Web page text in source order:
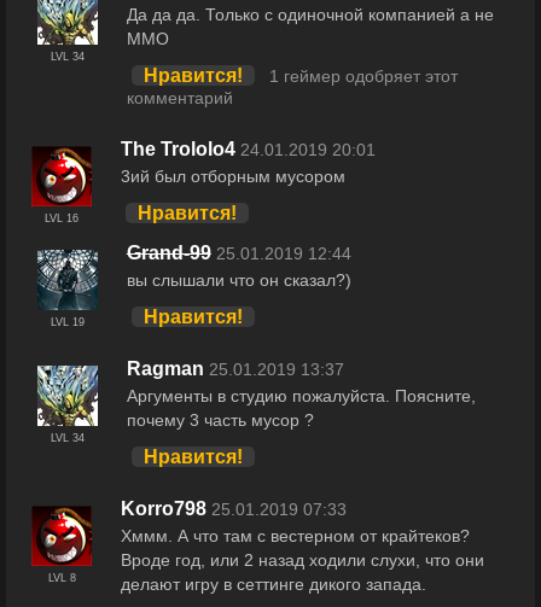
LVL 34
Да да да. Только с одиночной компанией а не
ММО
Нравится!
1 геймер одобряет этот
комментарий
LVL 16
The Trololo4 24.01.2019 20:01
3ий был отборным мусором
Нравится!
LVL 19
Grand-99 25.01.2019 12:44
вы слышали что он сказал?)
Нравится!
LVL 34
Ragman 25.01.2019 13:37
Аргументы в студию пожалуйста. Поясните,
почему 3 часть мусор ?
Нравится!
LVL 8
Korro798 25.01.2019 07:33
Хммм. А что там с вестерном от крайтеков?
Вроде год, или 2 назад ходили слухи, что они
делают игру в сеттинге дикого запада.